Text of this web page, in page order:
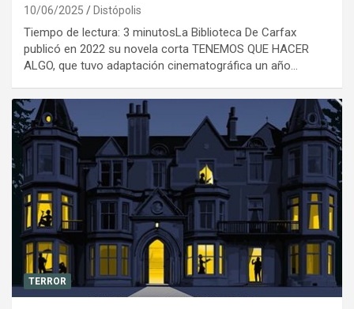
10/06/2025 Distópolis
Tiempo de lectura: 3 minutosLa Biblioteca De Carfax
publicó en 2022 su novela corta TENEMOS QUE HACER
ALGO, que tuvo adaptación cinematográfica un año…
TERROR